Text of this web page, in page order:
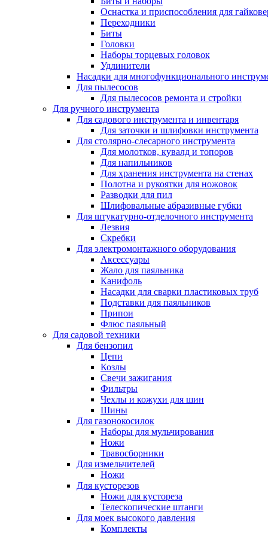
Оснастка и приспособления для
Переходники
Биты
Головки
Наборы торцевых головок
Удлинители
Насадки для многофункционального
Для пылесосов
Для пылесосов ремонта и стройки
Для ручного инструмента
Для садового инструмента и инвентаря
Для заточки и шлифовки инструмента
Для столярно-слесарного инструмента
Для молотков, кувалд и топоров
Для напильников
Для хранения инструмента на стенах
Полотна и рукоятки для ножовок
Разводки для пил
Шлифовальные абразивные губки
Для штукатурно-отделочного инструмента
Лезвия
Скребки
Для электромонтажного оборудования
Аксессуары
Жало для паяльника
Канифоль
Насадки для сварки пластиковых труб
Подставки для паяльников
Припои
Флюс паяльный
Для садовой техники
Для бензопил
Цепи
Козлы
Свечи зажигания
Фильтры
Чехлы и кожухи для шин
Шины
Для газонокосилок
Наборы для мульчирования
Ножи
Травосборники
Для измельчителей
Ножи
Для кусторезов
Ножи для кустореза
Телескопические штанги
Для моек высокого давления
Комплекты